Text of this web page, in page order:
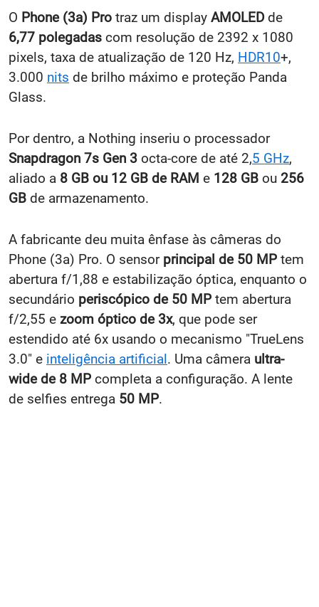
O Phone (3a) Pro traz um display AMOLED de
6,77 polegadas com resolução de 2392 x 1080
pixels, taxa de atualização de 120 Hz, HDR10+,
3.000 nits de brilho máximo e proteção Panda
Glass.
Por dentro, a Nothing inseriu o processador
Snapdragon 7s Gen 3 octa-core de até 2,5 GHz,
aliado a 8 GB ou 12 GB de RAM e 128 GB ou 256
GB de armazenamento.
A fabricante deu muita ênfase às câmeras do
Phone (3a) Pro. O sensor principal de 50 MP tem
abertura f/1,88 e estabilização óptica, enquanto o
secundário periscópico de 50 MP tem abertura
f/2,55 e zoom óptico de 3x, que pode ser
estendido até 6x usando o mecanismo "TrueLens
3.0" e inteligência artificial. Uma câmera ultra-
wide de 8 MP completa a configuração. A lente
de selfies entrega 50 MP.